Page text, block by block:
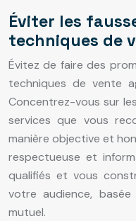
Éviter les
techniques de
Évitez de faire des
techniques de vente
Concentrez-vous sur
services que vous
manière objective et
respectueuse et
qualifiés et vous
votre audience,
mutuel.